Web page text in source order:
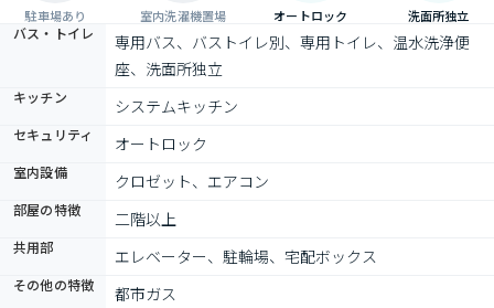
駐車場あり 室内洗濯機置場 オートロック 洗面所独立
バス・トイレ
専用バス、バストイレ別、専用トイレ、温水洗浄便
座、洗面所独立
キッチン システムキッチン
セキュリティ オートロック
室内設備 クロゼット、エアコン
部屋の特徴 二階以上
共用部 エレベーター、駐輪場、宅配ボックス
その他の特徴 都市ガス